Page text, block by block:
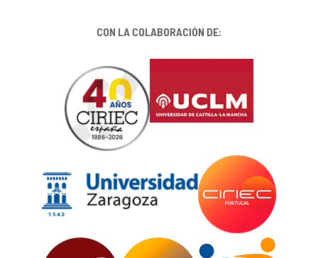
CON LA COLABORACIÓN DE: